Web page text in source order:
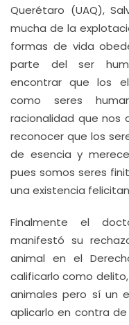
Querétaro (UAQ),
mucha de la
formas de vida
parte del ser
encontrar que los
como seres
racionalidad que nos
reconocer que los
de esencia y
pues somos seres
una existencia
Finalmente el
manifestó su
animal en el
calificarlo como
animales pero sí un
aplicarlo en contra